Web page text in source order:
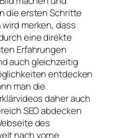
die ersten Schritte
merken, dass
eine direkte
Erfahrungen
auch gleichzeitig
entdecken
man die
daher auch
SEO abdecken
des
nach vorne